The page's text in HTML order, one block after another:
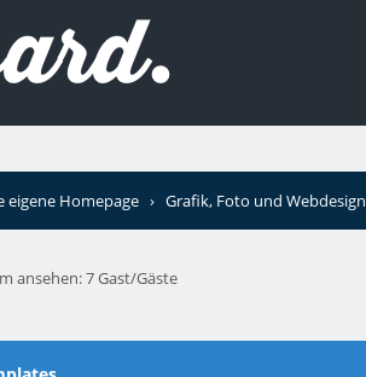
eigene Homepage › Grafik, Foto und Webdesign
ansehen: 7 Gast/Gäste